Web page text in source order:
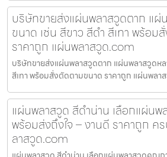
บริษัทขายส่งแผ่นพลาสวูดตาก แผ่
ขนาด เช่น สีขาว สีดำ สีเทา พร้อม
ราคาถูก แผ่นพลาสวูด.com
บริษัทขายส่งแผ่นพลาสวูดตาก แผ่นพลาสวูดหล
สีเทา พร้อมสั่งตัดตามขนาด ราคาถูก แผ่นพล
แผ่นพลาสวูด สีดำน่าน เลือกแผ่น
พร้อมส่งถึงใจ – งานดี ราคาถูก ค
ลาสวูด.com